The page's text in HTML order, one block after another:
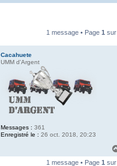
1 message • Page 1 sur
Cacahuete
UMM d'Argent
Messages : 361
Enregistré le : 26 oct. 2018, 20:23
1 message • Page 1 sur